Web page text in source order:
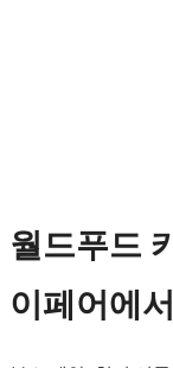
월드푸드
이페어에